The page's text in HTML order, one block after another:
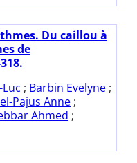
Du caillou à
de
; Barbin Evelyne ;
Pajus Anne ;
Ahmed ;